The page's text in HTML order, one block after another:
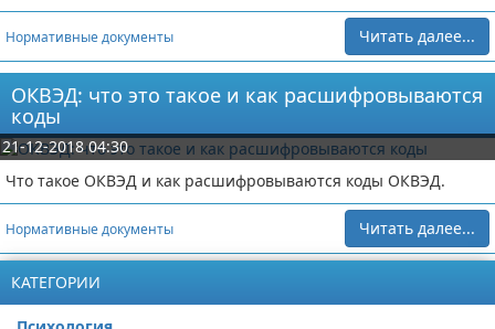
Нормативные документы Читать далее...
ОКВЭД: что это такое и как расшифровываются
коды
21-12-2018 04:30
Что такое ОКВЭД и как расшифровываются коды ОКВЭД.
Нормативные документы Читать далее...
КАТЕГОРИИ